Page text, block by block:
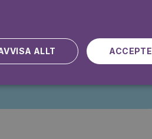
fram till och med 2026-08-24
ALLT